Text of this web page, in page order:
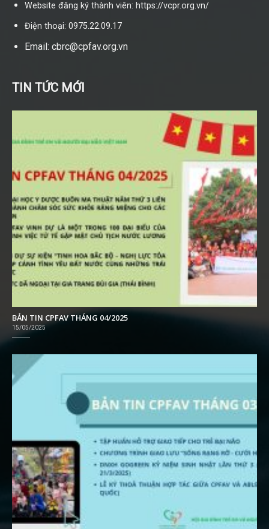
Website đăng ký thành viên: https://vcpr.org.vn/
Điện thoại: 0975.22.09.17
Email: cbrc@cpfav.org.vn
TIN TỨC MỚI
BẢN TIN CPFAV THÁNG 04/2025
15/05/2025